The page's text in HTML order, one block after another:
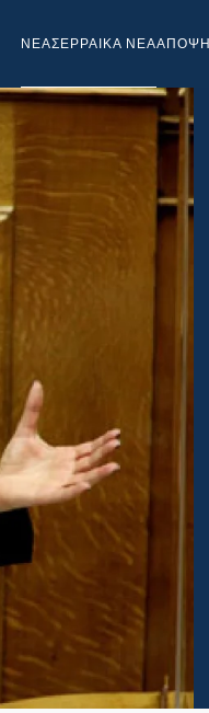
NEAΣΕΡΡΑΙΚΑ ΝΕΑΑΠΟΨΗ